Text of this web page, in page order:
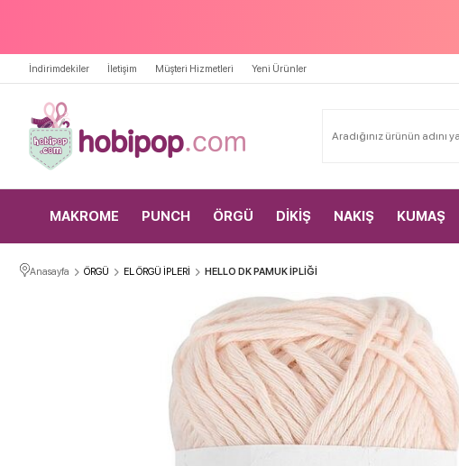
İndirimdekiler İletişim Müşteri Hizmetleri Yeni Ürünler
MAKROME PUNCH ÖRGÜ DİKİŞ NAKIŞ KUMAŞ
Anasayfa ÖRGÜ EL ÖRGÜ İPLERİ HELLO DK PAMUK İPLİĞİ